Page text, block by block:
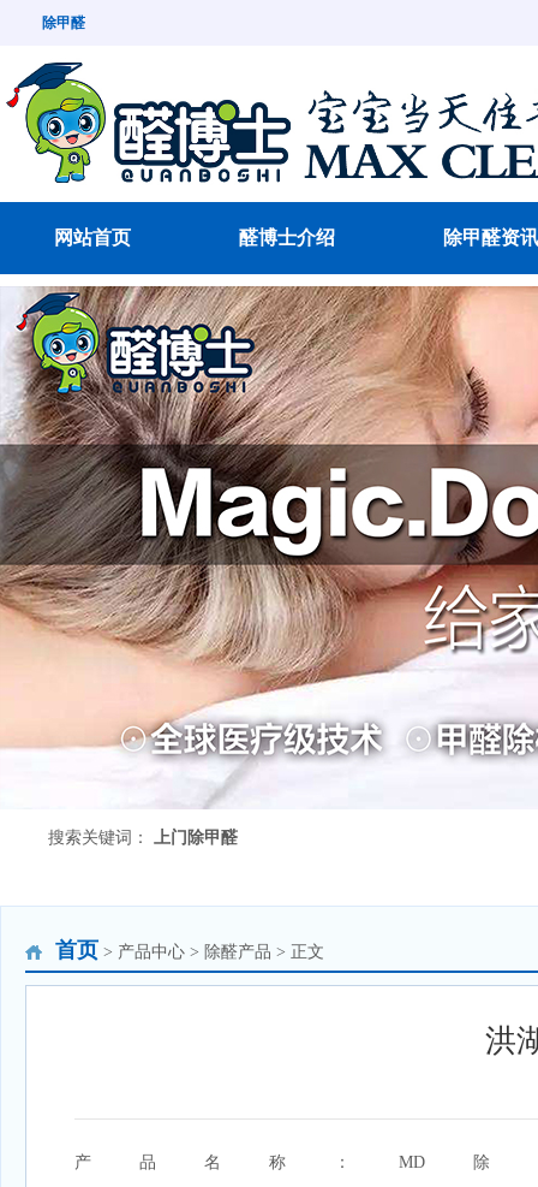
除甲醛
网站首页 醛博士介绍 除甲醛资讯
搜索关键词： 上门除甲醛
首页 > 产品中心 > 除醛产品 > 正文
洪
产品名称：MD